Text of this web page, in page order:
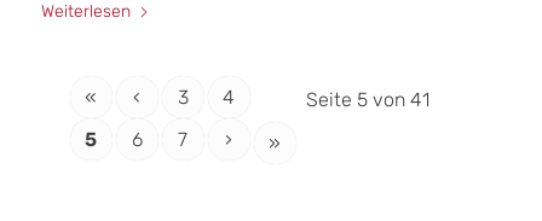
Weiterlesen
Seite 5 von 41
« ‹ 3
4
5
6 7 › »